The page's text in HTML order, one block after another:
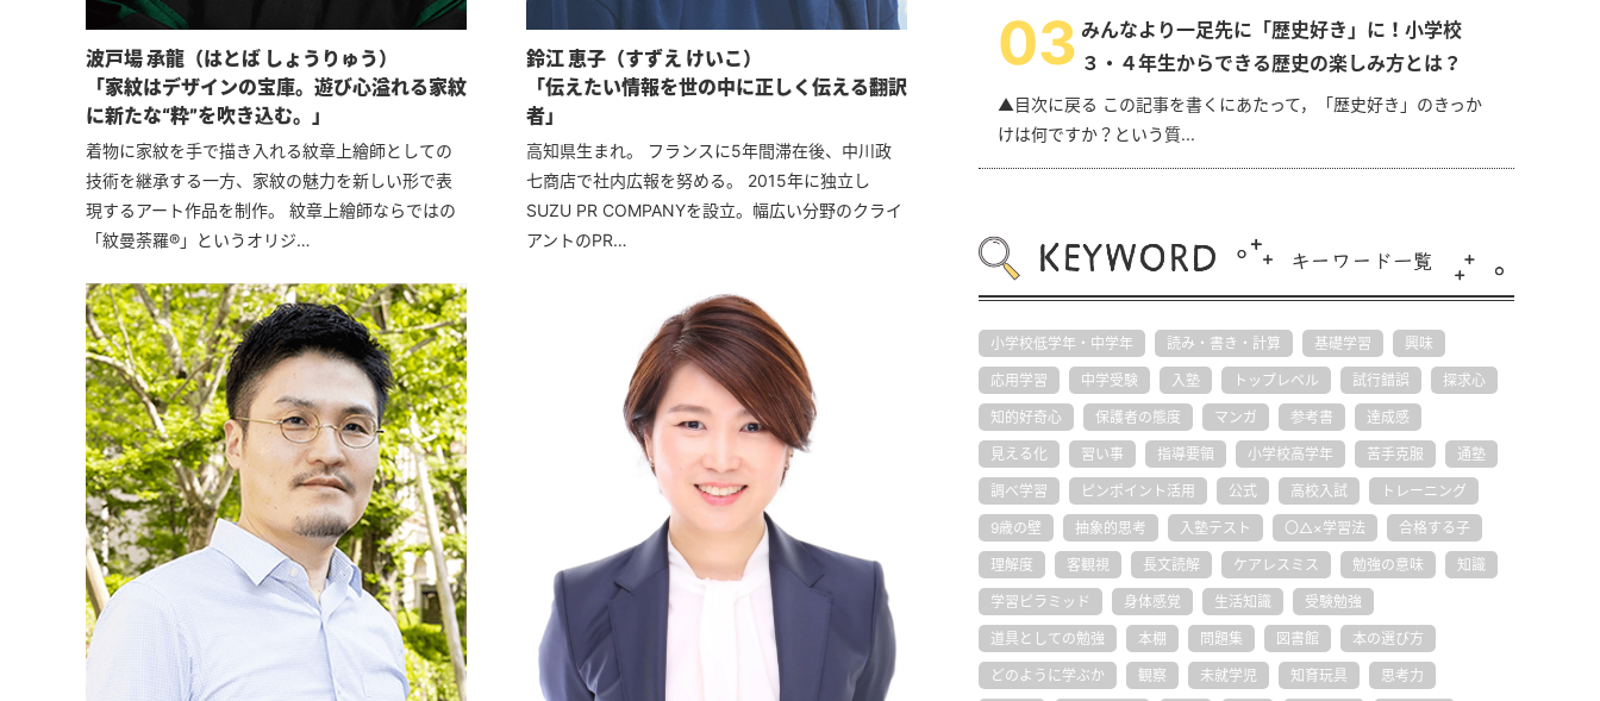
波戸場 承龍（はとば しょうりゅう）
「家紋はデザインの宝庫。遊び心溢れる家紋
に新たな“粋”を吹き込む。」
着物に家紋を手で描き入れる紋章上繪師としての
技術を継承する一方、家紋の魅力を新しい形で表
現するアート作品を制作。 紋章上繪師ならではの
「紋曼荼羅®」というオリジ…
鈴江 恵子（すずえ けいこ）
「伝えたい情報を世の中に正しく伝える翻訳
者」
高知県生まれ。 フランスに5年間滞在後、中川政
七商店で社内広報を努める。 2015年に独立し
SUZU PR COMPANYを設立。幅広い分野のクライ
アントのPR…
03 みんなより一足先に「歴史好き」に！小学校
３・４年生からできる歴史の楽しみ方とは？
▲目次に戻る この記事を書くにあたって，「歴史好き」のきっか
けは何ですか？という質...
小学校低学年・中学年 読み・書き・計算 基礎学習 興味
応用学習 中学受験 入塾 トップレベル 試行錯誤 探求心
知的好奇心 保護者の態度 マンガ 参考書 達成感
見える化 習い事 指導要領 小学校高学年 苦手克服 通塾
調べ学習 ピンポイント活用 公式 高校入試 トレーニング
9歳の壁 抽象的思考 入塾テスト 〇△×学習法 合格する子
理解度 客観視 長文読解 ケアレスミス 勉強の意味 知識
学習ピラミッド 身体感覚 生活知識 受験勉強
道具としての勉強 本棚 問題集 図書館 本の選び方
どのように学ぶか 観察 未就学児 知育玩具 思考力